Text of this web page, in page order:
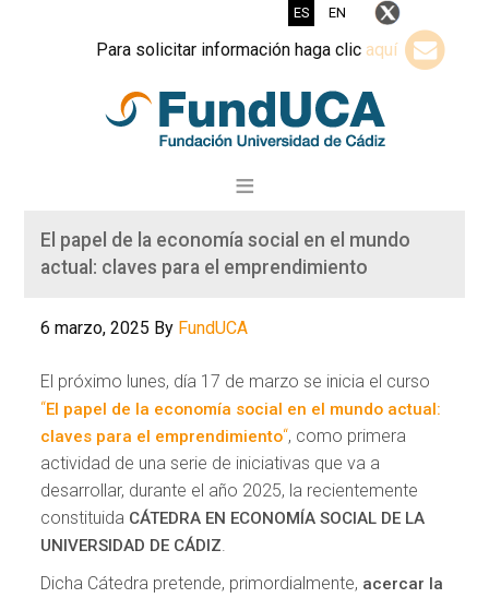
ES EN
Para solicitar información haga clic aquí
El papel de la economía social en el mundo
actual: claves para el emprendimiento
6 marzo, 2025 By FundUCA
El próximo lunes, día 17 de marzo se inicia el curso
“El papel de la economía social en el mundo actual:
claves para el emprendimiento“, como primera
actividad de una serie de iniciativas que va a
desarrollar, durante el año 2025, la recientemente
constituida CÁTEDRA EN ECONOMÍA SOCIAL DE LA
UNIVERSIDAD DE CÁDIZ.
Dicha Cátedra pretende, primordialmente, acercar la